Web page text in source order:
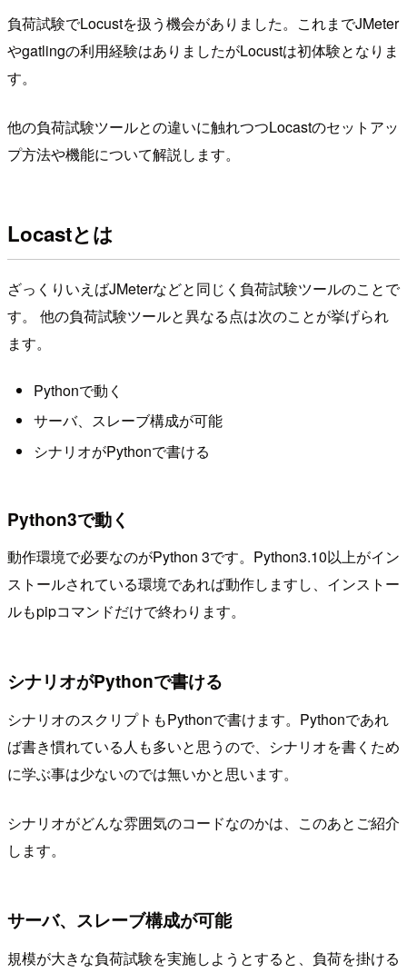
負荷試験でLocustを扱う機会がありました。これまでJMeter
やgatlingの利用経験はありましたがLocustは初体験となりま
す。
他の負荷試験ツールとの違いに触れつつLocastのセットアッ
プ方法や機能について解説します。
Locastとは
ざっくりいえばJMeterなどと同じく負荷試験ツールのことで
す。 他の負荷試験ツールと異なる点は次のことが挙げられ
ます。
Pythonで動く
サーバ、スレーブ構成が可能
シナリオがPythonで書ける
Python3で動く
動作環境で必要なのがPython 3です。Python3.10以上がイン
ストールされている環境であれば動作しますし、インストー
ルもpipコマンドだけで終わります。
シナリオがPythonで書ける
シナリオのスクリプトもPythonで書けます。Pythonであれ
ば書き慣れている人も多いと思うので、シナリオを書くため
に学ぶ事は少ないのでは無いかと思います。
シナリオがどんな雰囲気のコードなのかは、このあとご紹介
します。
サーバ、スレーブ構成が可能
規模が大きな負荷試験を実施しようとすると、負荷を掛ける